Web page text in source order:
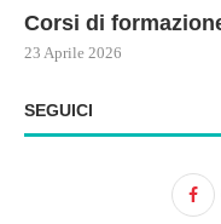
Corsi di
23 Aprile 2026
SEGUICI